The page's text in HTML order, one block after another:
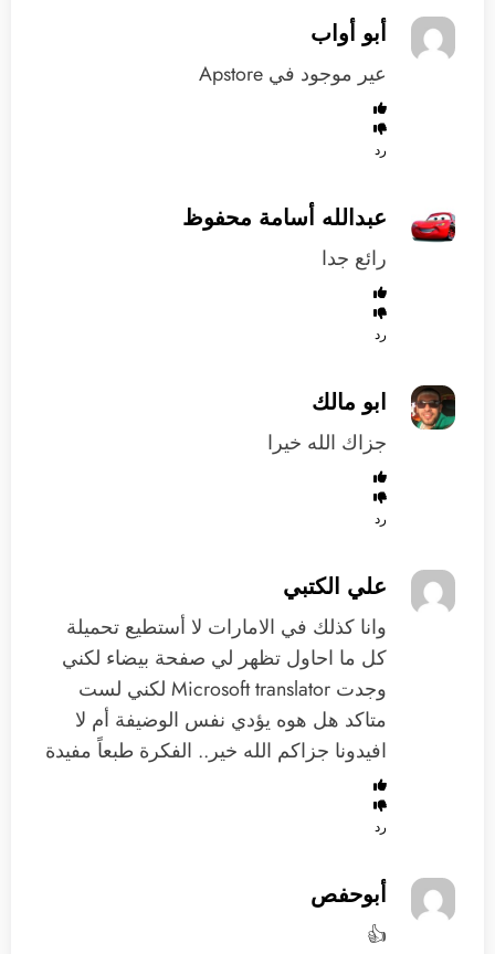
أبو أواب
عير موجود في Apstore
رد
عبدالله أسامة محفوظ
رائع جدا
رد
ابو مالك
جزاك الله خيرا
رد
علي الكتبي
وانا كذلك في الامارات لا أستطيع تحميلة
كل ما احاول تظهر لي صفحة بيضاء لكني
وجدت Microsoft translator لكني لست
متاكد هل هوه يؤدي نفس الوضيفة أم لا
افيدونا جزاكم الله خير.. الفكرة طبعاً مفيدة
رد
أبوحفص
👍